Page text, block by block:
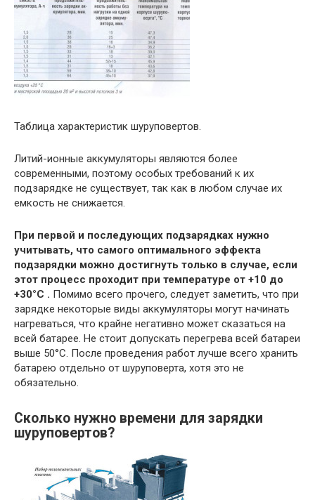
Таблица характеристик шуруповертов.
Литий-ионные аккумуляторы являются более
современными, поэтому особых требований к их
подзарядке не существует, так как в любом случае их
емкость не снижается.
При первой и последующих подзарядках нужно
учитывать, что самого оптимального эффекта
подзарядки можно достигнуть только в случае, если
этот процесс проходит при температуре от +10 до
+30°C . Помимо всего прочего, следует заметить, что при
зарядке некоторые виды аккумуляторы могут начинать
нагреваться, что крайне негативно может сказаться на
всей батарее. Не стоит допускать перегрева всей батареи
выше 50°C. После проведения работ лучше всего хранить
батарею отдельно от шуруповерта, хотя это не
обязательно.
Сколько нужно времени для зарядки
шуруповертов?